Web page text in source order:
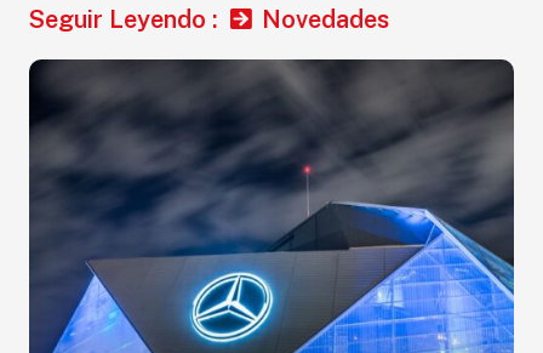
Seguir Leyendo : Novedades